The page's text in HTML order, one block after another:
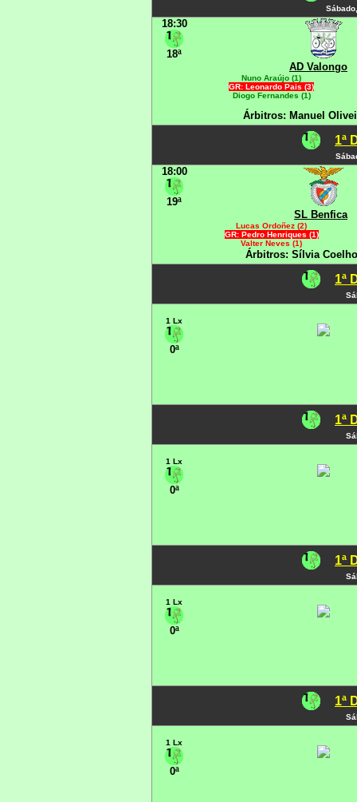
18:30
18ª
AD Valongo
Nuno Araújo (1)
GR: Leonardo Pais (3)
Diogo Fernandes (1)
Árbitros: Manuel
1ª
18:00
19ª
SL Benfica
Lucas Ordoñez (2)
GR: Pedro Henriques (1)
Valter Neves (1)
Árbitros: Sílvia
1ª
1 Lx
0ª
1ª
1 Lx
0ª
1ª
1 Lx
0ª
1ª
1 Lx
0ª